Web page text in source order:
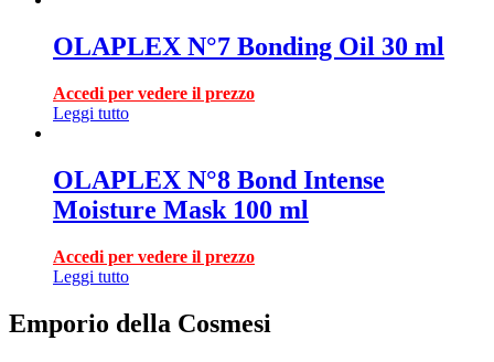
OLAPLEX N°7 Bonding Oil 30 ml
Accedi per vedere il prezzo
Leggi tutto
OLAPLEX N°8 Bond Intense
Moisture Mask 100 ml
Accedi per vedere il prezzo
Leggi tutto
Emporio della Cosmesi